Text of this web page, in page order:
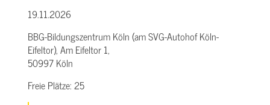
19.11.2026
BBG-Bildungszentrum Köln (am SVG-Autohof Köln-
Eifeltor), Am Eifeltor 1,
50997 Köln
Freie Plätze:25